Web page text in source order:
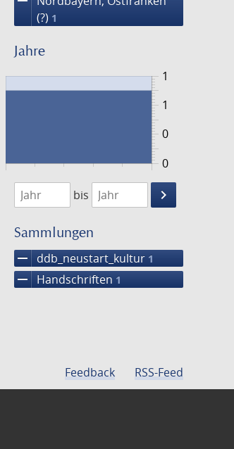
(?) 1
Jahre
0
1
0
1
1474
1475
bis
keyboard_arrow_right
Suche
Sammlungen
remove ddb_neustart_kultur 1
remove Handschriften 1
Feedback RSS-Feed